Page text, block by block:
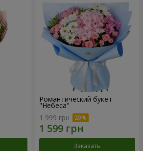
Романтический букет
"Небеса"
1 999 грн
Заказать